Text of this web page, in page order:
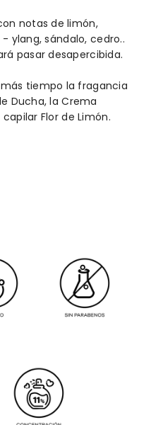
notas de limón,
ylang, sándalo, cedro..
pasar desapercibida.
tiempo la fragancia
Ducha, la Crema
Flor de Limón.